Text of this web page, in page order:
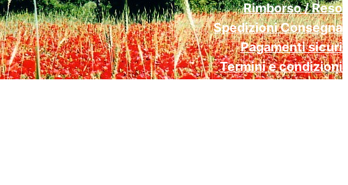
Rimborso / Reso
Spedizioni Consegna
Pagamenti sicuri
Termini e condizioni